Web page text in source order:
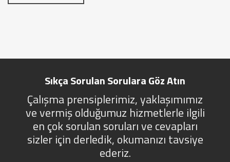
Sıkça Sorulan Sorulara Göz Atın
Çalışma prensiplerimiz, yaklaşımımız
ve vermiş olduğumuz hizmetlerle ilgili
en çok sorulan soruları ve cevapları
sizler için derledik, okumanızı tavsiye
ederiz.